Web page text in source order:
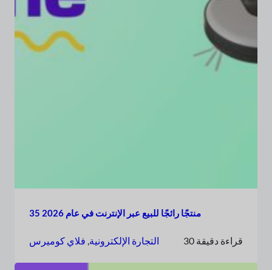
35 منتجًا رائجًا للبيع عبر الإنترنت في عام 2026
التجارة الإلكترونية فلاي كوميرس 30 قراءة دقيقة